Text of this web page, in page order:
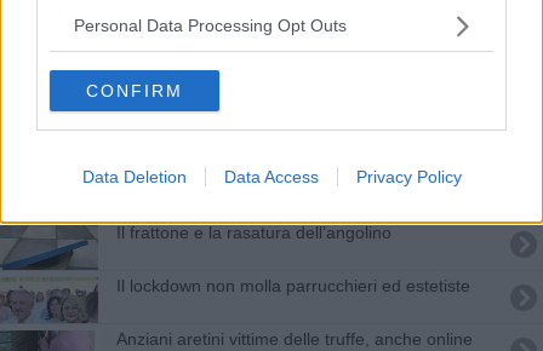
Personal Data Processing Opt Outs
CONFIRM
Data Deletion Data Access Privacy Policy
QUInews è il quotidiano online piú letto della
Seco, a luglio nuovi ordini per oltre 20 milioni
Caso Martina, Vanneschi mette online gli atti
Truffe online, beccato un funzionario di banca
​Il frattone e la rasatura dell’angolino
Il lockdown non molla parrucchieri ed estetiste
Anziani aretini vittime delle truffe, anche online